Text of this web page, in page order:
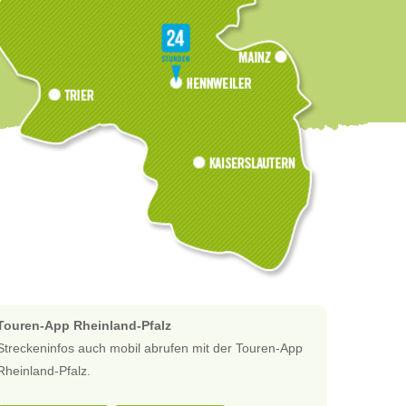
App Rheinland-Pfalz
auch mobil abrufen mit der Touren-App
Pfalz.